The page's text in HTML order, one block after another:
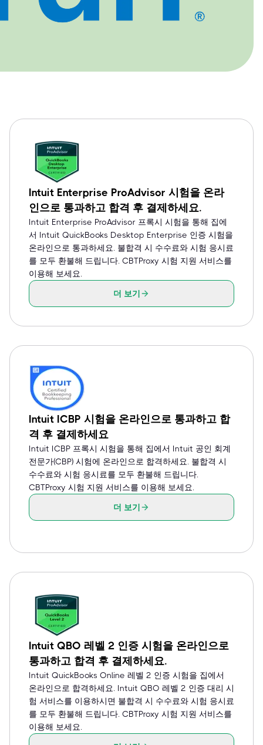
Intuit Enterprise ProAdvisor 시험을 온라
인으로 통과하고 합격 후 결제하세요.
Intuit Enterprise ProAdvisor 프록시 시험을 통해 집에
서 Intuit QuickBooks Desktop Enterprise 인증 시험을
온라인으로 통과하세요. 불합격 시 수수료와 시험 응시료
를 모두 환불해 드립니다. CBTProxy 시험 지원 서비스를
이용해 보세요.
더 보기
Intuit ICBP 시험을 온라인으로 통과하고 합
격 후 결제하세요
Intuit ICBP 프록시 시험을 통해 집에서 Intuit 공인 회계
전문가(CBP) 시험에 온라인으로 합격하세요. 불합격 시
수수료와 시험 응시료를 모두 환불해 드립니다.
CBTProxy 시험 지원 서비스를 이용해 보세요.
더 보기
Intuit QBO 레벨 2 인증 시험을 온라인으로
통과하고 합격 후 결제하세요.
Intuit QuickBooks Online 레벨 2 인증 시험을 집에서
온라인으로 합격하세요. Intuit QBO 레벨 2 인증 대리 시
험 서비스를 이용하시면 불합격 시 수수료와 시험 응시료
를 모두 환불해 드립니다. CBTProxy 시험 지원 서비스를
이용해 보세요.